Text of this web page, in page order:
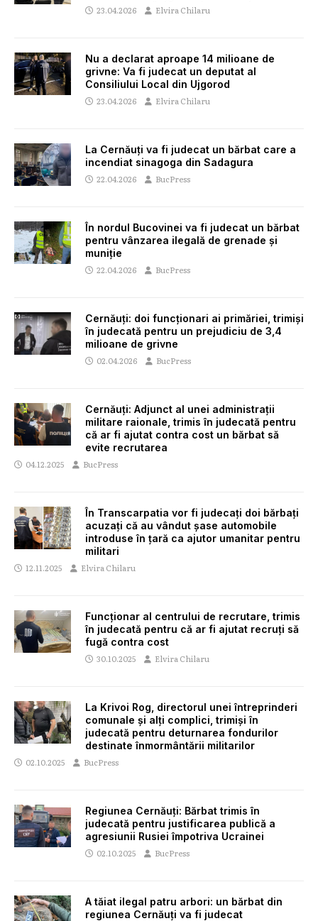
23.04.2026 Elvira Chilaru
Nu a declarat aproape 14 milioane de
grivne: Va fi judecat un deputat al
Consiliului Local din Ujgorod
23.04.2026 Elvira Chilaru
La Cernăuți va fi judecat un bărbat care a
incendiat sinagoga din Sadagura
22.04.2026 BucPress
În nordul Bucovinei va fi judecat un bărbat
pentru vânzarea ilegală de grenade și
muniție
22.04.2026 BucPress
Cernăuți: doi funcționari ai primăriei, trimiși
în judecată pentru un prejudiciu de 3,4
milioane de grivne
02.04.2026 BucPress
Cernăuți: Adjunct al unei administrații
militare raionale, trimis în judecată pentru
că ar fi ajutat contra cost un bărbat să
evite recrutarea
04.12.2025 BucPress
În Transcarpatia vor fi judecați doi bărbați
acuzați că au vândut șase automobile
introduse în țară ca ajutor umanitar pentru
militari
12.11.2025 Elvira Chilaru
Funcționar al centrului de recrutare, trimis
în judecată pentru că ar fi ajutat recruți să
fugă contra cost
30.10.2025 Elvira Chilaru
La Krivoi Rog, directorul unei întreprinderi
comunale și alți complici, trimiși în
judecată pentru deturnarea fondurilor
destinate înmormântării militarilor
02.10.2025 BucPress
Regiunea Cernăuți: Bărbat trimis în
judecată pentru justificarea publică a
agresiunii Rusiei împotriva Ucrainei
02.10.2025 BucPress
A tăiat ilegal patru arbori: un bărbat din
regiunea Cernăuți va fi judecat